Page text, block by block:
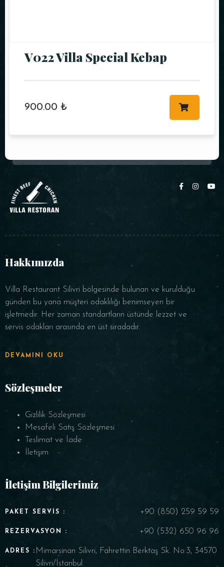
V022 Villa Special Kebap
900.00₺
Hakkımızda
Villa Restaurant Silivri bölgesinde bulunan ve kurulduğu
günden bu yana müşteri odaklılığı benimseyen bir
işletmedir. Her zaman standartların üstünde lezzet ve
servis odakları arasında en üst sıradadır.
DEVAMINI OKU
Sözleşmeler
Gizlilik Sözleşmesi
Mesafeli Satış Sözleşmesi
Teslimat ve İade
İletişim
İletişim Bilgilerimiz
PAKET SERVIS : +90 (850) 259 59 59
REZERVASYON : +90 (532) 650 96 96
ADRES : Mimarsinan Silivri, Fahrettin Berktaş Sk. No:3, 34570
Silivri/İstanbul